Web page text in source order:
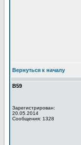
Вернуться к началу
В59
Зарегистрирован:
20.05.2014
Сообщения: 1328